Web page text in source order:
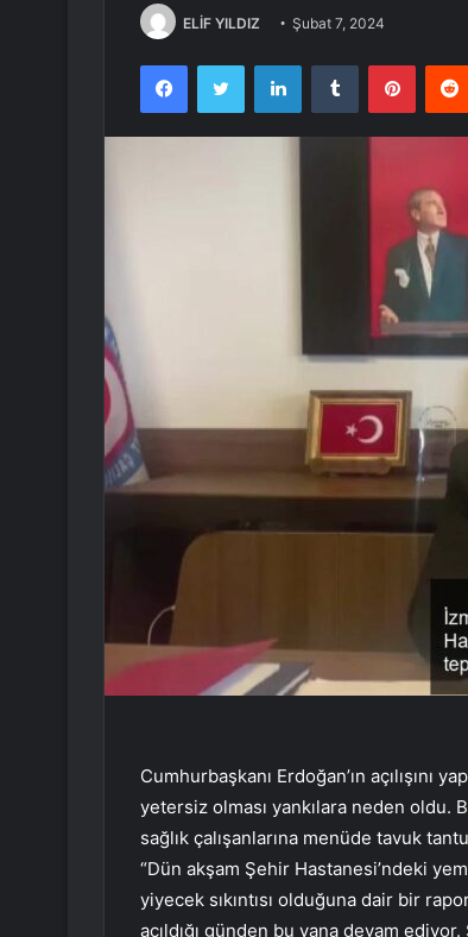
ELİF YILDIZ Şubat 7, 2024
FacebookTwitter LinkedInTumblr
Cumhurbaşkanı Erdoğan’ın açılışını
yetersiz olması yankılara neden oldu.
sağlık çalışanlarına menüde tavuk
“Dün akşam Şehir Hastanesi’ndeki
yiyecek sıkıntısı olduğuna dair bir
açıldığı günden bu yana devam